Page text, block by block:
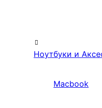
Ноутбуки и
Macbook